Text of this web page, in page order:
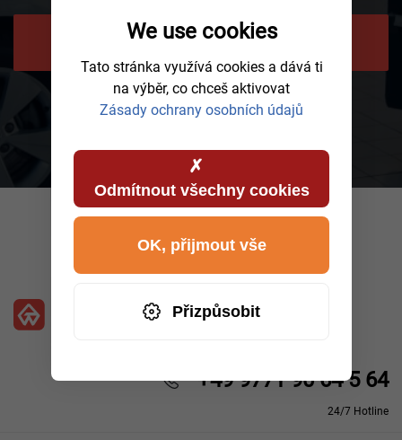
POŽÁDEJTE O ZPĚTNÉ ZAVOLÁNÍ
+49 9771 90 64 5 64
24/7 Hotline
We use cookies
Tato stránka využívá cookies a dává ti
na výběr, co chceš aktivovat
Zásady ochrany osobních údajů
Odmítnout všechny cookies
Přizpůsobit
OK, přijmout vše